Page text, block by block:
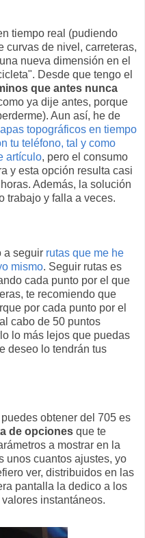
tiempo real (pudiendo
curvas de nivel, carreteras,
nueva dimensión en el
Desde que tengo el
que antes nunca
ya dije antes, porque
Aun así, he de
topográficos en tiempo
tu teléfono, tal y como
artículo, pero el consumo
y esta opción resulta casi
Además, la solución
trabajo y falla a veces.
a seguir rutas que me he
mismo. Seguir rutas es
cada punto por el que
te recomiendo que
por cada punto por el
cabo de 50 puntos
lo más lejos que puedas
deseo lo tendrán tus
obtener del 705 es
de opciones que te
a mostrar en la
unos cuantos ajustes, yo
ver, distribuidos en las
pantalla la dedico a los
instantáneos.